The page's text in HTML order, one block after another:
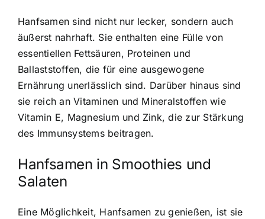
Hanfsamen sind nicht nur lecker, sondern auch
äußerst nahrhaft. Sie enthalten eine Fülle von
essentiellen Fettsäuren, Proteinen und
Ballaststoffen, die für eine ausgewogene
Ernährung unerlässlich sind. Darüber hinaus sind
sie reich an Vitaminen und Mineralstoffen wie
Vitamin E, Magnesium und Zink, die zur Stärkung
des Immunsystems beitragen.
Hanfsamen in Smoothies und
Salaten
Eine Möglichkeit, Hanfsamen zu genießen, ist sie